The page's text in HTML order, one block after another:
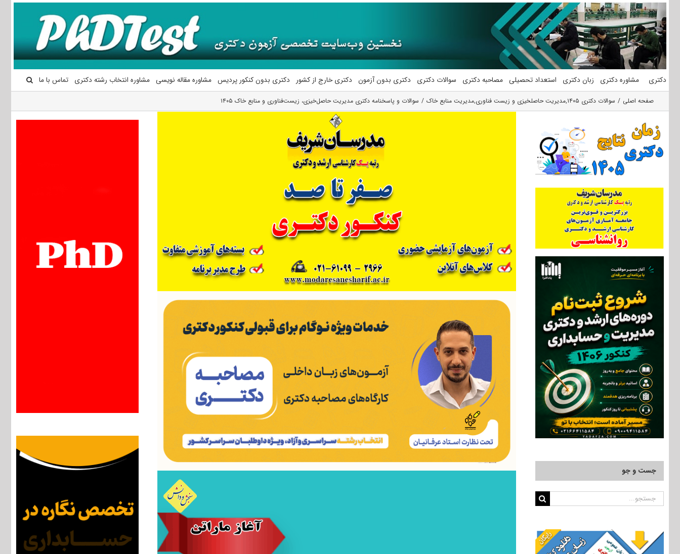
محتوا
دکتری مشاوره دکتری زبان دکتری استعداد تحصیلی مصاحبه دکتری سوالات دکتری دکتری بدون آزمون دکتری خارج از کشور دکتری بدون کنکور پردیس مشاوره مقاله نویسی مشاوره انتخاب رشته دکتری تماس با ما
صفحه اصلی سوالات دکتری ۱۴۰۵ ,مدیریت حاصلخیزی و زیست فناوری,مدیریت منابع خاک سوالات و پاسخنامه دکتری مدیریت حاصل‌خیزی، زیست‌فناوری و منابع خاک ۱۴۰۵
جست و جو
جستجو